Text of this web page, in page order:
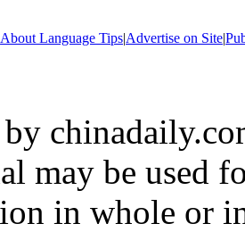
About Language Tips|Advertise on Site|
may be used
in whole or